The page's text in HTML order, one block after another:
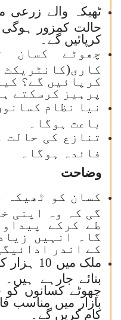
ٹھیکہ والے زرعی
حالت کمزور ہوگی
کرپائیں گے۔
چھوٹے کسان
کرپائیں گے؟
پرہیز کرسکتے
نیا نظام
باعث ہوگا۔
تنازع کی حالت
فائدہ ہوگا۔
وضاحت
کسان کو ٹھیکہ
گی کہ وہ اپنی
طے کرکے
گا۔ انہیں
کے اندر
ملک
بنائے جارہے
چھوٹے کسانوں
بازار میں مناسب
کام کریں گے۔